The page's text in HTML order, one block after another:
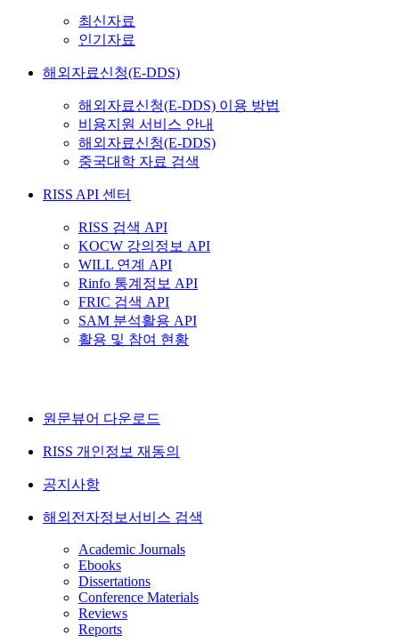
최신자료
인기자료
해외자료신청(E-DDS)
해외자료신청(E-DDS) 이용 방법
비용지원 서비스 안내
해외자료신청(E-DDS)
중국대학 자료 검색
RISS API 센터
RISS 검색 API
KOCW 강의정보 API
WILL 연계 API
Rinfo 통계정보 API
FRIC 검색 API
SAM 분석활용 API
활용 및 참여 현황
원문뷰어 다운로드
RISS 개인정보 재동의
공지사항
해외전자정보서비스 검색
Academic Journals
Ebooks
Dissertations
Conference Materials
Reviews
Reports